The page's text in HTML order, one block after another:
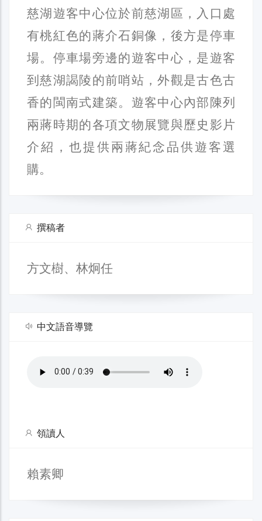
慈湖遊客中心位於前慈湖區，入口處
有桃紅色的蔣介石銅像，後方是停車
場。停車場旁邊的遊客中心，是遊客
到慈湖謁陵的前哨站，外觀是古色古
香的閩南式建築。遊客中心內部陳列
兩蔣時期的各項文物展覽與歷史影片
介紹，也提供兩蔣紀念品供遊客選
購。
撰稿者
方文樹、林炯任
中文語音導覽
領讀人
賴素卿